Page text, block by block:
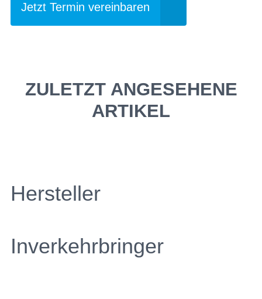
Jetzt Termin vereinbaren
ZULETZT ANGESEHENE
ARTIKEL
Hersteller
Inverkehrbringer